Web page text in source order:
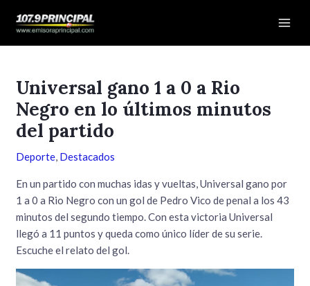
Universal gano 1 a 0 a Rio
Negro en lo últimos minutos
del partido
Deporte, Destacados
En un partido con muchas idas y vueltas, Universal gano por
1 a 0 a Rio Negro con un gol de Pedro Vico de penal a los 43
minutos del segundo tiempo. Con esta victoria Universal
llegó a 11 puntos y queda como único líder de su serie.
Escuche el relato del gol.
de